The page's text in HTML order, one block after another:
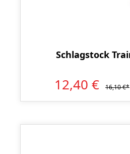
Schlagstock
12,40 € 16,10 €*